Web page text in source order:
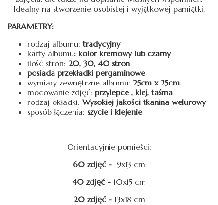
Idealny na stworzenie osobistej i wyjątkowej pamiątki.
PARAMETRY:
rodzaj albumu:tradycyjny
karty albumu: kolor kremowy lub czarny
ilość stron: 20, 30, 40 stron
posiada przekładki pergaminowe
wymiary zewnętrzne albumu: 25cm x 25cm.
mocowanie zdjęć: przylepce , klej, taśma
rodzaj okładki: Wysokiej jakości tkanina welurowy
sposób łączenia: szycie i klejenie
Orientacyjnie pomieści:
60 zdjęć - 9x13 cm
40 zdjęć - 10x15 cm
20 zdjęć - 13x18 cm